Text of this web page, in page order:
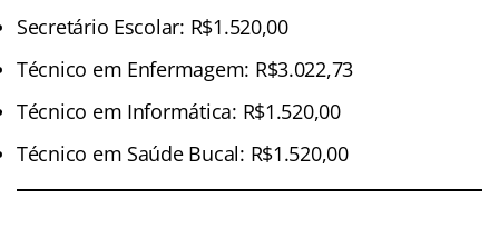
Secretário Escolar: R$1.520,00
Técnico em Enfermagem: R$3.022,73
Técnico em Informática: R$1.520,00
Técnico em Saúde Bucal: R$1.520,00